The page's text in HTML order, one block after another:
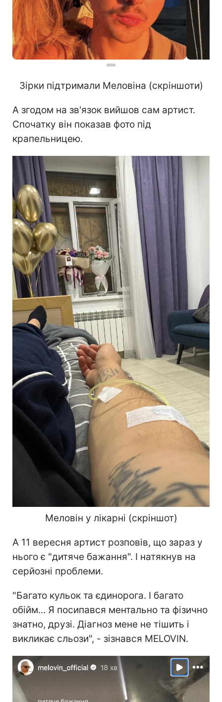
Зірки підтримали Меловіна (скріншоти)
А згодом на зв'язок вийшов сам артист.
Спочатку він показав фото під
крапельницею.
Меловін у лікарні (скріншот)
А 11 вересня артист розповів, що зараз у
нього є "дитяче бажання". І натякнув на
серйозні проблеми.
"Багато кульок та єдинорога. І багато
обійм... Я посипався ментально та фізично
знатно, друзі. Діагноз мене не тішить і
викликає сльози", - зізнався MELOVIN.